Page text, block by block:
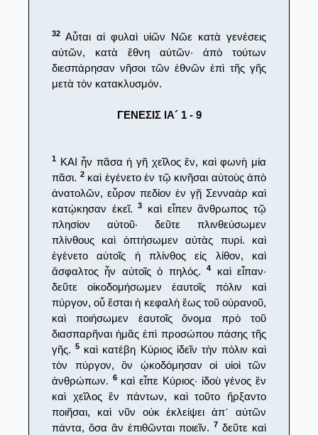
32 Αὗται αἱ φυλαὶ υἱῶν Νῶε κατὰ γενέσεις
αὐτῶν, κατὰ ἔθνη αὐτῶν· ἀπὸ τούτων
διεσπάρησαν νῆσοι τῶν ἐθνῶν ἐπὶ τῆς γῆς
μετὰ τὸν κατακλυσμόν.
ΓΕΝΕΣΙΣ ΙΑ´ 1 - 9
1 ΚΑΙ ἦν πᾶσα ἡ γῆ χεῖλος ἕν, καὶ φωνὴ μία
πᾶσι. 2καὶ ἐγένετο ἐν τῷ κινῆσαι αὐτοὺς ἀπὸ
ἀνατολῶν, εὗρον πεδίον ἐν γῇ Σενναὰρ καὶ
κατῴκησαν ἐκεῖ.3
καὶ εἶπεν ἄνθρωπος τῷ
πλησίον αὐτοῦ· δεῦτε πλινθεύσωμεν
πλίνθους καὶ ὀπτήσωμεν αὐτὰς πυρί. καὶ
ἐγένετο αὐτοῖς ἡ πλίνθος εἰς λίθον, καὶ
ἄσφαλτος ἦν αὐτοῖς ὁ πηλός.4
καὶ εἶπαν·
δεῦτε οἰκοδομήσωμεν ἑαυτοῖς πόλιν καὶ
πύργον, οὗ ἔσται ἡ κεφαλὴ ἕως τοῦ οὐρανοῦ,
καὶ ποιήσωμεν ἑαυτοῖς ὄνομα πρὸ τοῦ
διασπαρῆναι ἡμᾶς ἐπὶ προσώπου πάσης τῆς
γῆς.5 καὶ κατέβη Κύριος ἰδεῖν τὴν πόλιν καὶ
τὸν πύργον, ὃν ᾠκοδόμησαν οἱ υἱοὶ τῶν
ἀνθρώπων. 6καὶ εἶπε Κύριος· ἰδοὺ γένος ἓν
καὶ χεῖλος ἓν πάντων, καὶ τοῦτο ἤρξαντο
ποιῆσαι, καὶ νῦν οὐκ ἐκλείψει ἀπ᾿ αὐτῶν
πάντα, ὅσα ἂν ἐπιθῶνται ποιεῖν. 7 δεῦτε καὶ